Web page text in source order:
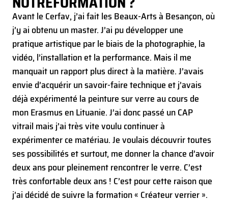
Avant le Cerfav, j’ai fait les Beaux-Arts à Besançon, où
j’y ai obtenu un master. J’ai pu développer une
pratique artistique par le biais de la photographie, la
vidéo, l’installation et la performance. Mais il me
manquait un rapport plus direct à la matière. J’avais
envie d’acquérir un savoir-faire technique et j’avais
déjà expérimenté la peinture sur verre au cours de
mon Erasmus en Lituanie. J’ai donc passé un CAP
vitrail mais j’ai très vite voulu continuer à
expérimenter ce matériau. Je voulais découvrir toutes
ses possibilités et surtout, me donner la chance d’avoir
deux ans pour pleinement rencontrer le verre. C’est
très confortable deux ans ! C’est pour cette raison que
j’ai décidé de suivre la formation « Créateur verrier ».